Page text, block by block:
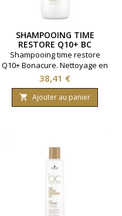
SHAMPOOING TIME
RESTORE Q10+ BC
BONACURE 1000ML
Shampooing time restore
Q10+ Bonacure. Nettoyage en
douceur et hydratation.
Redonne de la jeunesse aux
cheveux. Marque
Schwarzkopf. Contenance
Prix
38,41 €
 Ajouter au panier